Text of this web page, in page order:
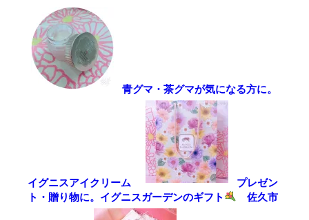
青グマ・茶グマが気になる方に。
イグニスアイクリーム
プレゼン
ト・贈り物に。イグニスガーデンのギフト
佐久市